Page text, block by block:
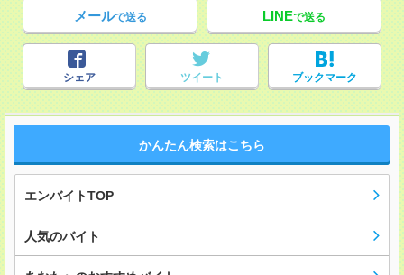
メールで送る LINEで送る
シェア ツイート ブックマーク
かんたん検索はこちら
エンバイトTOP
人気のバイト